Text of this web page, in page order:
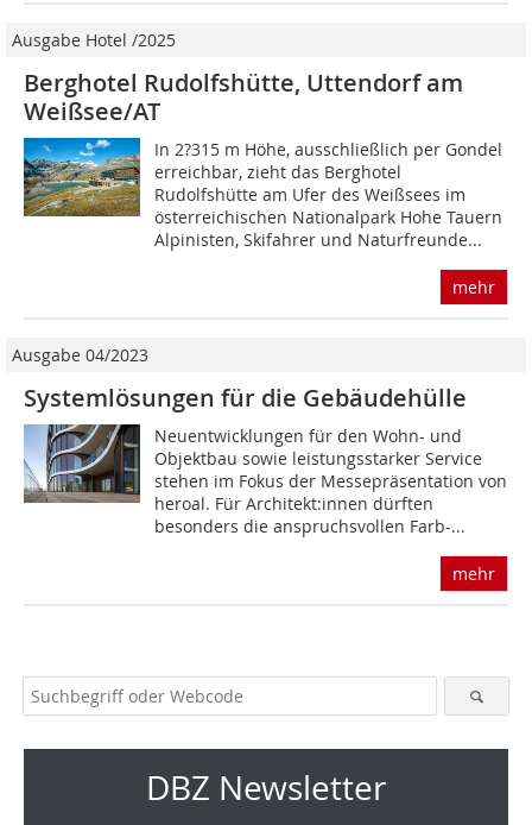
Ausgabe Hotel /2025
Berghotel Rudolfshütte, Uttendorf am
Weißsee/AT
In 2?315 m Höhe, ausschließlich per Gondel
erreichbar, zieht das Berghotel
Rudolfshütte am Ufer des Weißsees im
österreichischen Nationalpark Hohe Tauern
Alpinisten, Skifahrer und Naturfreunde...
mehr
Ausgabe 04/2023
Systemlösungen für die Gebäudehülle
Neuentwicklungen für den Wohn- und
Objektbau sowie leis­tungsstarker Service
stehen im Fokus der Messepräsenta­tion von
heroal. Für Architekt:innen dürften
besonders die anspruchsvollen Farb-...
mehr
DBZ Newsletter